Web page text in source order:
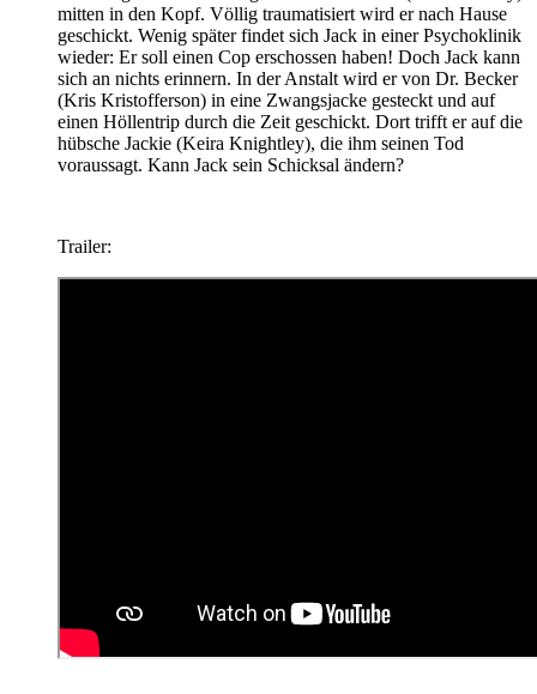
mitten in den Kopf. Völlig traumatisiert wird er nach Hause
geschickt. Wenig später findet sich Jack in einer Psychoklinik
wieder: Er soll einen Cop erschossen haben! Doch Jack kann
sich an nichts erinnern. In der Anstalt wird er von Dr. Becker
(Kris Kristofferson) in eine Zwangsjacke gesteckt und auf
einen Höllentrip durch die Zeit geschickt. Dort trifft er auf die
hübsche Jackie (Keira Knightley), die ihm seinen Tod
voraussagt. Kann Jack sein Schicksal ändern?
Trailer: